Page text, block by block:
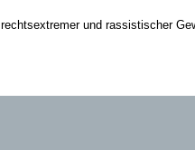
und rassistischer